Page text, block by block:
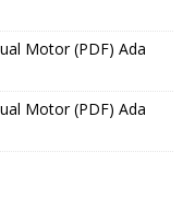
Motor (PDF) Ada
Motor (PDF) Ada